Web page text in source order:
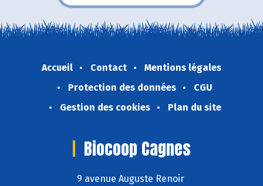
Accueil Contact
Mentions légales
Protection des données
CGU
Gestion des cookies
Plan du site
Biocoop Cagnes
9 avenue Auguste Renoir